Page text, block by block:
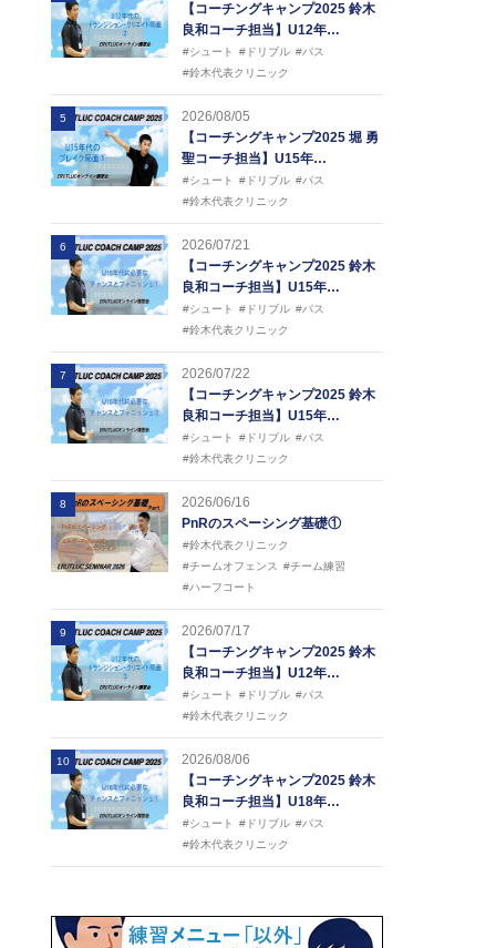
【コーチングキャンプ2025 鈴木
良和コーチ担当】U12年…
#シュート #ドリブル #パス
#鈴木代表クリニック
5
2026/08/05
【コーチングキャンプ2025 堀 勇
聖コーチ担当】U15年…
#シュート #ドリブル #パス
#鈴木代表クリニック
6
2026/07/21
【コーチングキャンプ2025 鈴木
良和コーチ担当】U15年…
#シュート #ドリブル #パス
#鈴木代表クリニック
7
2026/07/22
【コーチングキャンプ2025 鈴木
良和コーチ担当】U15年…
#シュート #ドリブル #パス
#鈴木代表クリニック
8
2026/06/16
PnRのスペーシング基礎①
#鈴木代表クリニック
#チームオフェンス
#チーム練習
#ハーフコート
9
2026/07/17
【コーチングキャンプ2025 鈴木
良和コーチ担当】U12年…
#シュート #ドリブル #パス
#鈴木代表クリニック
10
2026/08/06
【コーチングキャンプ2025 鈴木
良和コーチ担当】U18年…
#シュート #ドリブル #パス
#鈴木代表クリニック